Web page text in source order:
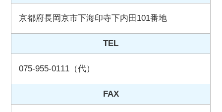
京都府長岡京市下海印寺下内田101番地
TEL
075-955-0111（代）
FAX